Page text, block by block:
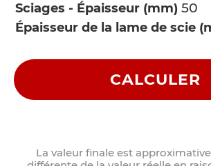
Sciages - Épaisseur (mm)
Épaisseur de la lame de scie
CALCULER
La valeur finale est